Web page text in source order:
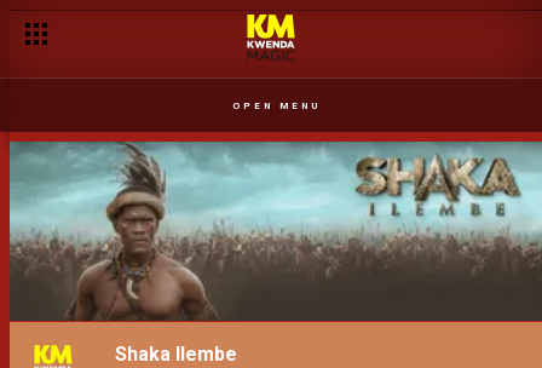
OPEN MENU
Shaka Ilembe